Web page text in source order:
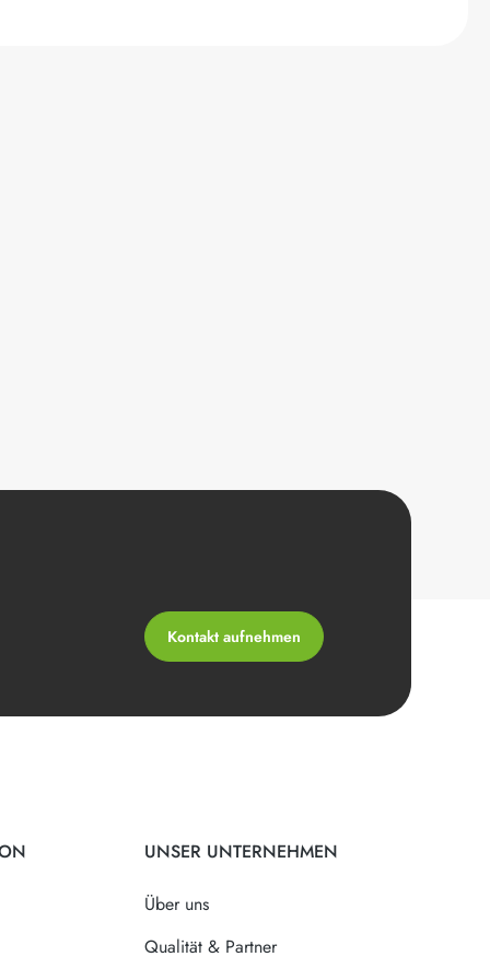
Kontakt aufnehmen
UNSER UNTERNEHMEN
Über uns
Qualität & Partner